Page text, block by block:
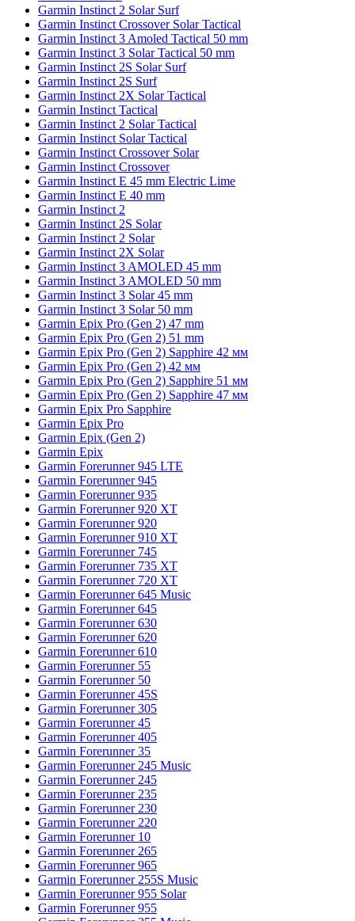
Garmin Instinct 2 Solar Surf
Garmin Instinct Crossover Solar Tactical
Garmin Instinct 3 Amoled Tactical 50 mm
Garmin Instinct 3 Solar Tactical 50 mm
Garmin Instinct 2S Solar Surf
Garmin Instinct 2S Surf
Garmin Instinct 2X Solar Tactical
Garmin Instinct Tactical
Garmin Instinct 2 Solar Tactical
Garmin Instinct Solar Tactical
Garmin Instinct Crossover Solar
Garmin Instinct Crossover
Garmin Instinct E 45 mm Electric Lime
Garmin Instinct E 40 mm
Garmin Instinct 2
Garmin Instinct 2S Solar
Garmin Instinct 2 Solar
Garmin Instinct 2X Solar
Garmin Instinct 3 AMOLED 45 mm
Garmin Instinct 3 AMOLED 50 mm
Garmin Instinct 3 Solar 45 mm
Garmin Instinct 3 Solar 50 mm
Garmin Epix Pro (Gen 2) 47 mm
Garmin Epix Pro (Gen 2) 51 mm
Garmin Epix Pro (Gen 2) Sapphire 42 мм
Garmin Epix Pro (Gen 2) 42 мм
Garmin Epix Pro (Gen 2) Sapphire 51 мм
Garmin Epix Pro (Gen 2) Sapphire 47 мм
Garmin Epix Pro Sapphire
Garmin Epix Pro
Garmin Epix (Gen 2)
Garmin Epix
Garmin Forerunner 945 LTE
Garmin Forerunner 945
Garmin Forerunner 935
Garmin Forerunner 920 XT
Garmin Forerunner 920
Garmin Forerunner 910 XT
Garmin Forerunner 745
Garmin Forerunner 735 XT
Garmin Forerunner 720 XT
Garmin Forerunner 645 Music
Garmin Forerunner 645
Garmin Forerunner 630
Garmin Forerunner 620
Garmin Forerunner 610
Garmin Forerunner 55
Garmin Forerunner 50
Garmin Forerunner 45S
Garmin Forerunner 305
Garmin Forerunner 45
Garmin Forerunner 405
Garmin Forerunner 35
Garmin Forerunner 245 Music
Garmin Forerunner 245
Garmin Forerunner 235
Garmin Forerunner 230
Garmin Forerunner 220
Garmin Forerunner 10
Garmin Forerunner 265
Garmin Forerunner 965
Garmin Forerunner 255S Music
Garmin Forerunner 955 Solar
Garmin Forerunner 955